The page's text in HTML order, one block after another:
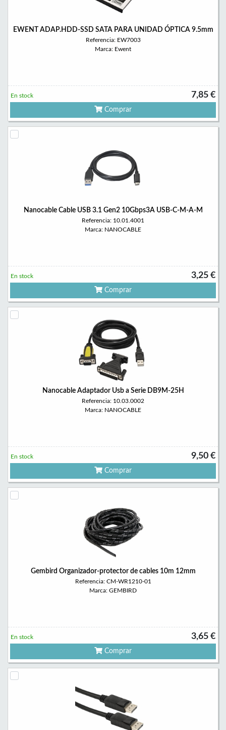
EWENT ADAP.HDD-SSD SATA PARA UNIDAD ÓPTICA 9.5mm
Referencia: EW7003
Marca: Ewent
7,85 €
En stock
Comprar
Nanocable Cable USB 3.1 Gen2 10Gbps3A USB-C-M-A-M
Referencia: 10.01.4001
Marca: NANOCABLE
3,25 €
En stock
Comprar
Nanocable Adaptador Usb a Serie DB9M-25H
Referencia: 10.03.0002
Marca: NANOCABLE
9,50 €
En stock
Comprar
Gembird Organizador-protector de cables 10m 12mm
Referencia: CM-WR1210-01
Marca: GEMBIRD
3,65 €
En stock
Comprar